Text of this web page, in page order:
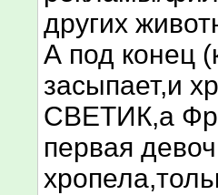
других
А под конец
засыпает,и
СВЕТИК,а
первая